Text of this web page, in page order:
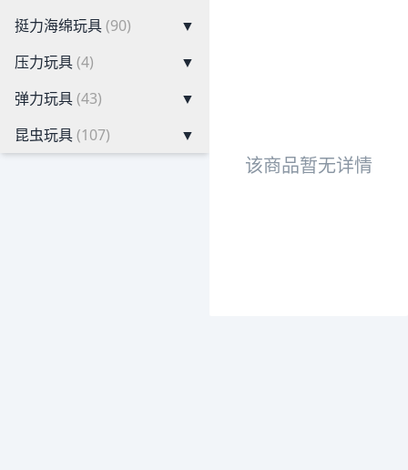
挺力海绵玩具(90)
▼
压力玩具(4)
▼
弹力玩具(43)
▼
昆虫玩具(107) ▼
该商品暂无详情